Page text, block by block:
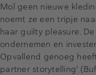
Mol geen nieuwe
noemt ze een tripje
haar guilty pleasure.
ondernemen en
Opvallend genoeg
partner storytelling'